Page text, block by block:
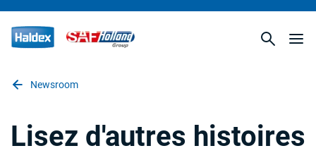
Newsroom
Lisez d'autres histoires